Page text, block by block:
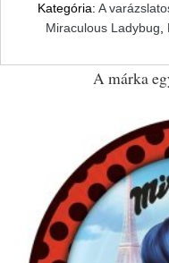
Kategória: A
Miraculous Ladybug
A márka